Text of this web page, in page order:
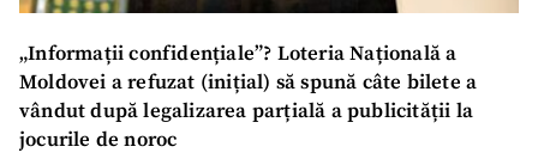
„Informații confidențiale”? Loteria Națională a
Moldovei a refuzat (inițial) să spună câte bilete a
vândut după legalizarea parțială a publicității la
jocurile de noroc